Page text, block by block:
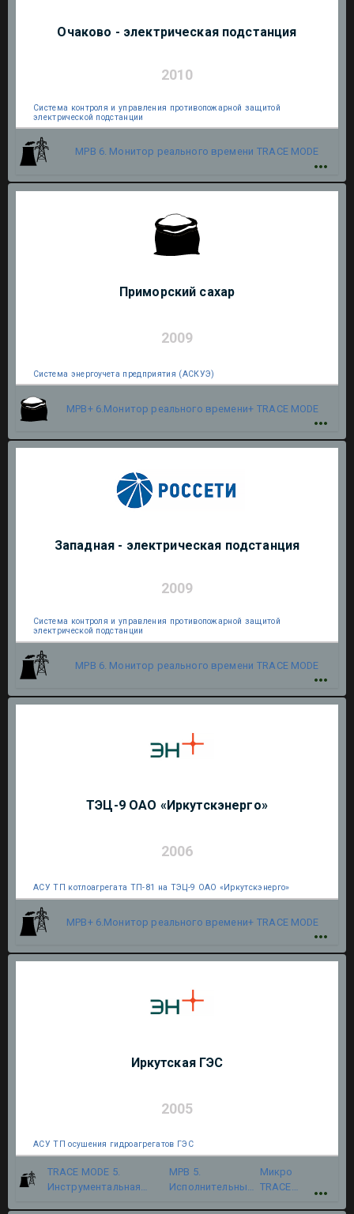
Очаково - электрическая подстанция
2010
Система контроля и управления противопожарной защитой
электрической подстанции
МРВ 6. Монитор реального времени TRACE MODE
Приморский сахар
2009
Система энергоучета предприятия (АСКУЭ)
МРВ+ 6.Монитор реального времени+ TRACE MODE
Западная - электрическая подстанция
2009
Система контроля и управления противопожарной защитой
электрической подстанции
МРВ 6. Монитор реального времени TRACE MODE
ТЭЦ-9 ОАО «Иркутскэнерго»
2006
АСУ ТП котлоагрегата ТП-81 на ТЭЦ-9 ОАО «Иркутскэнерго»
МРВ+ 6.Монитор реального времени+ TRACE MODE
Иркутская ГЭС
2005
АСУ ТП осушения гидроагрегатов ГЭС
TRACE MODE 5.
Инструментальная
МРВ 5.
Исполнительный
Микро
TRACE